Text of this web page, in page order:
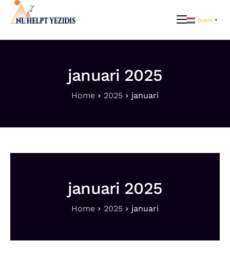
Doelen | Help mee
Dutch ▼
januari 2025
Home 2025 januari
januari 2025
Home 2025 januari